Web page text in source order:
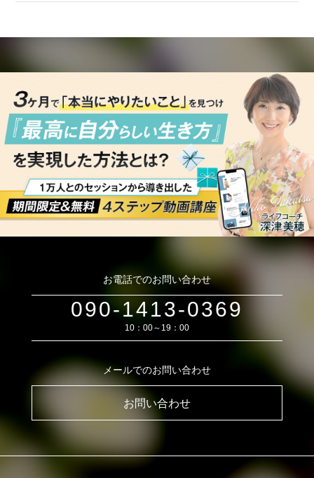
お電話でのお問い合わせ
090-1413-0369
10：00～19：00
メールでのお問い合わせ
お問い合わせ